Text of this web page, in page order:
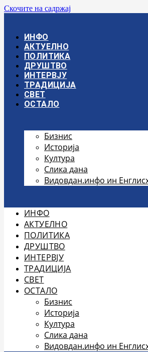
Скочите на садржај
ИНФО
АКТУЕЛНО
ПОЛИТИКА
ДРУШТВО
ИНТЕРВЈУ
ТРАДИЦИЈА
СВЕТ
ОСТАЛО
Бизнис
Историја
Култура
Слика дана
Видовдан.инфо ин
ИНФО
АКТУЕЛНО
ПОЛИТИКА
ДРУШТВО
ИНТЕРВЈУ
ТРАДИЦИЈА
СВЕТ
ОСТАЛО
Бизнис
Историја
Култура
Слика дана
Видовдан.инфо ин